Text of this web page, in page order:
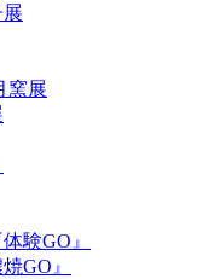
窯展
験GO』
GO』